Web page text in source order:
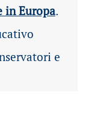
in Europa.
e